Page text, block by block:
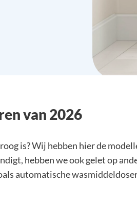
van 2026
is? Wij hebben hier de
hebben we ook gelet op
automatische